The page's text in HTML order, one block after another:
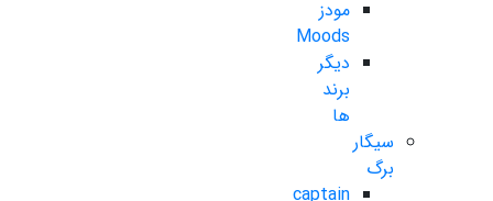
مودز
Moods
دیگر
برند
ها
سیگار
برگ
captain